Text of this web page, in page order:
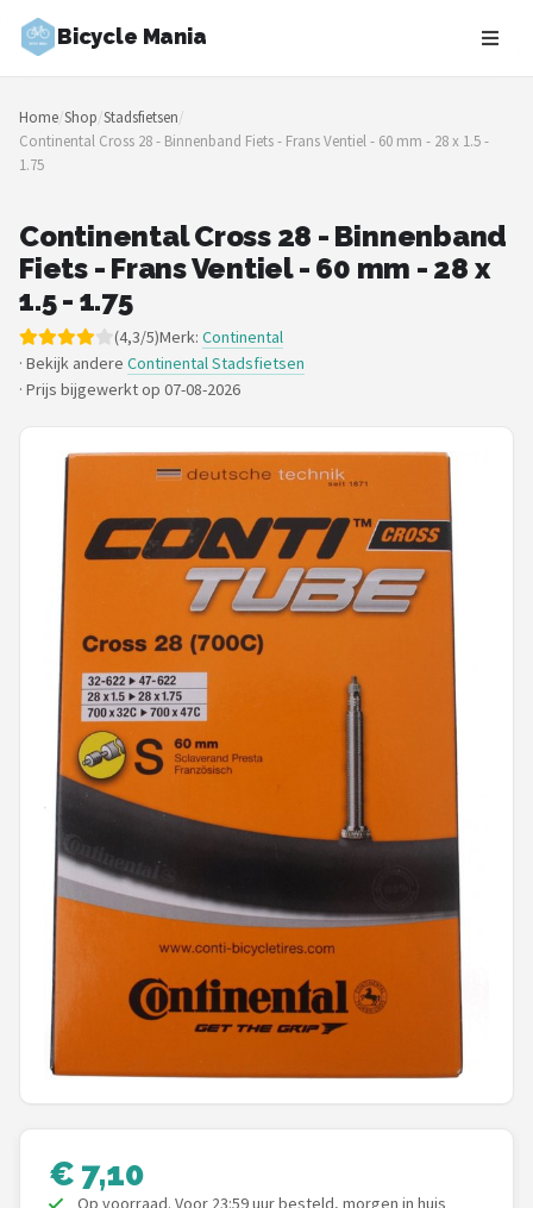
Bicycle Mania
Zoeken
NAVIGATIE
Merken
Blog
Fietsroutes
Kinderfietsen
Stadsfietsen
Elektrische fietsen
Mountainbikes
Shop
POPULAIRE MERKEN
Basil
Volare
ABUS
AXA
New Looxs
BBB Cycling
Schwalbe
Voltano
Shimano
Home/Shop/Stadsfietsen/
Continental Cross 28 - Binnenband Fiets - Frans Ventiel - 60 mm - 28 x 1.5 -
1.75
Continental Cross 28 - Binnenband
Fiets - Frans Ventiel - 60 mm - 28 x
1.5 - 1.75
(4,3/5)Merk: Continental
· Bekijk andere Continental Stadsfietsen
· Prijs bijgewerkt op 07-08-2026
€ 7,10
Op voorraad. Voor 23:59 uur besteld, morgen in huis